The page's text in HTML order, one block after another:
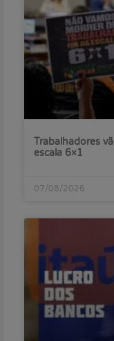
Trabalhadores
escala 6×1
07/08/2026